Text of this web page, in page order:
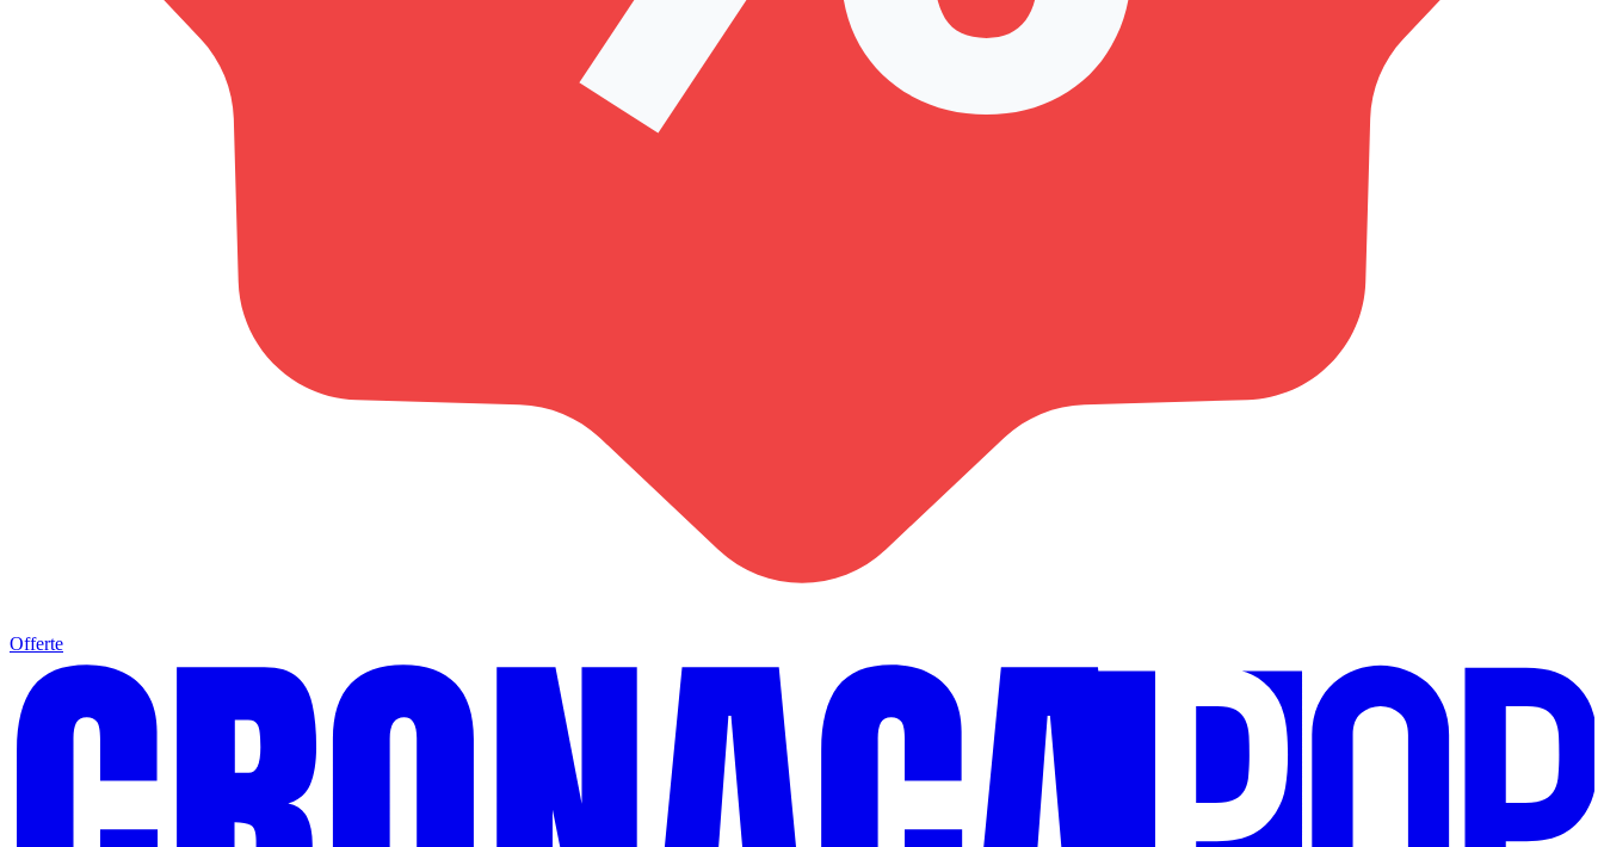
Offerte